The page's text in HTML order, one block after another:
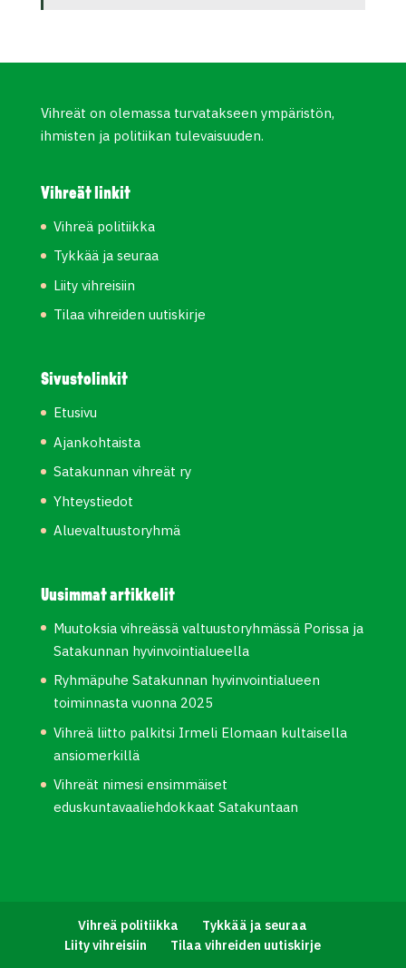
Vihreät on olemassa turvatakseen ympäristön,
ihmisten ja politiikan tulevaisuuden.
Vihreät linkit
Vihreä politiikka
Tykkää ja seuraa
Liity vihreisiin
Tilaa vihreiden uutiskirje
Sivustolinkit
Etusivu
Ajankohtaista
Satakunnan vihreät ry
Yhteystiedot
Aluevaltuustoryhmä
Uusimmat artikkelit
Muutoksia vihreässä valtuustoryhmässä Porissa ja
Satakunnan hyvinvointialueella
Ryhmäpuhe Satakunnan hyvinvointialueen
toiminnasta vuonna 2025
Vihreä liitto palkitsi Irmeli Elomaan kultaisella
ansiomerkillä
Vihreät nimesi ensimmäiset
eduskuntavaaliehdokkaat Satakuntaan
Vihreä politiikka
Tykkää ja seuraa
Liity vihreisiin
Tilaa vihreiden uutiskirje